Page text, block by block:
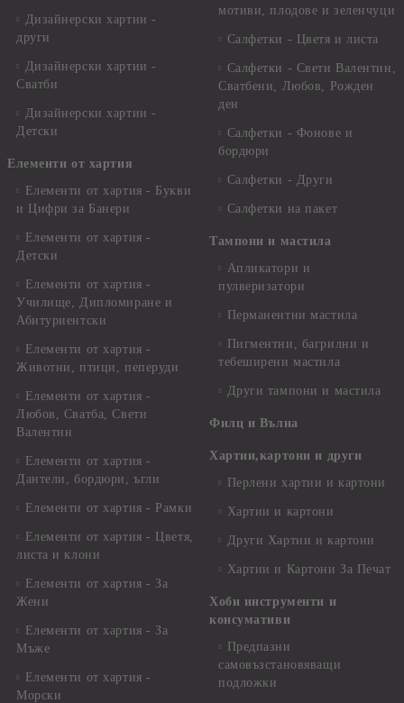
Дизайнерски хартии -
други
Дизайнерски хартии -
Сватби
Дизайнерски хартии -
Детски
Елементи от хартия
Елементи от хартия - Букви
и Цифри за Банери
Елементи от хартия -
Детски
Елементи от хартия -
Училище, Дипломиране и
Абитуриентски
Елементи от хартия -
Животни, птици, пеперуди
Елементи от хартия -
Любов, Сватба, Свети
Валентин
Елементи от хартия -
Дантели, бордюри, ъгли
Елементи от хартия - Рамки
Елементи от хартия - Цветя,
листа и клони
Елементи от хартия - За
Жени
Елементи от хартия - За
Мъже
Елементи от хартия -
Морски
мотиви, плодове и зеленчуци
Салфетки - Цветя и листа
Салфетки - Свети Валентин,
Сватбени, Любов, Рожден
ден
Салфетки - Фонове и
бордюри
Салфетки - Други
Салфетки на пакет
Тампони и мастила
Апликатори и
пулверизатори
Перманентни мастила
Пигментни, багрилни и
тебеширени мастила
Други тампони и мастила
Филц и Вълна
Хартии,картони и други
Перлени хартии и картони
Хартии и картони
Други Хартии и картони
Хартии и Картони За Печат
Хоби инструменти и
консумативи
Предпазни
самовъзстановяващи
подложки